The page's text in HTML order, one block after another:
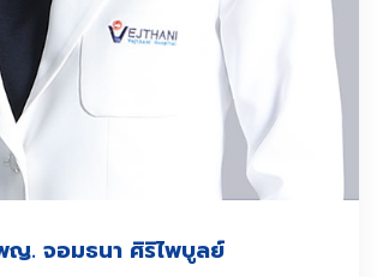
ญ. จอมธนา ศิริไพบูลย์